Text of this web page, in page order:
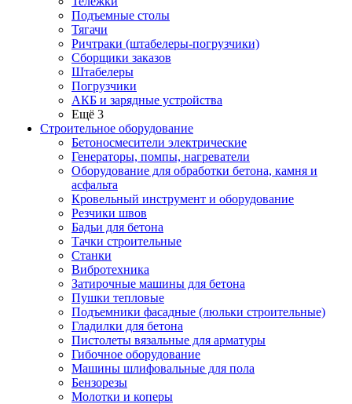
Подъемные столы
Тягачи
Ричтраки (штабелеры-погрузчики)
Сборщики заказов
Штабелеры
Погрузчики
АКБ и зарядные устройства
Ещё 3
Строительное оборудование
Бетоносмесители электрические
Генераторы, помпы, нагреватели
Оборудование для обработки бетона, камня и
асфальта
Кровельный инструмент и оборудование
Резчики швов
Бадьи для бетона
Тачки строительные
Станки
Вибротехника
Затирочные машины для бетона
Пушки тепловые
Подъемники фасадные (люльки строительные)
Гладилки для бетона
Пистолеты вязальные для арматуры
Гибочное оборудование
Машины шлифовальные для пола
Бензорезы
Молотки и коперы